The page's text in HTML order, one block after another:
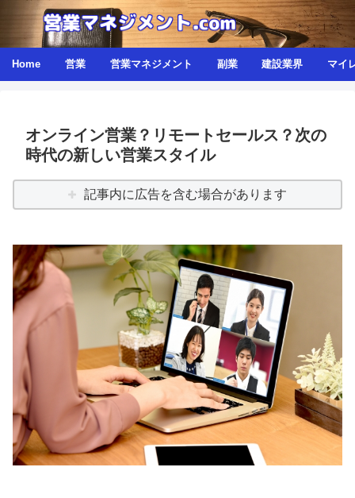
Home 営業 営業マネジメント 副業 建設業界 マイ
オンライン営業？リモートセールス？次の
時代の新しい営業スタイル
記事内に広告を含む場合があります